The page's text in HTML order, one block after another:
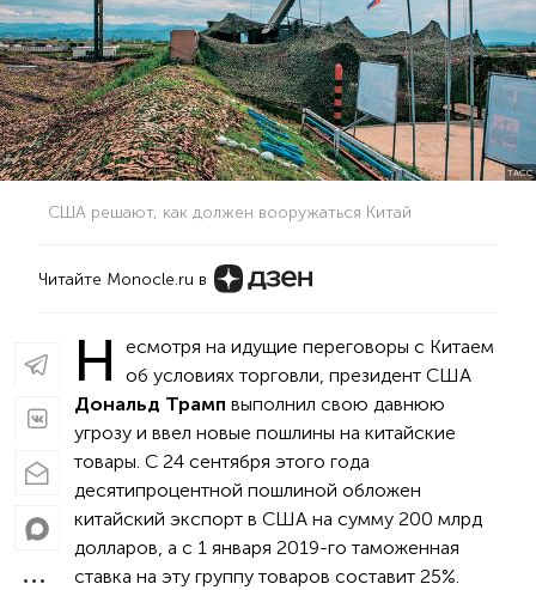
ТАСС
США решают, как должен вооружаться Китай
Читайте Monocle.ru в
Н
есмотря на идущие переговоры с Китаем
об условиях торговли, президент США
Дональд Трамп выполнил свою давнюю
угрозу и ввел новые пошлины на китайские
товары. С 24 сентября этого года
десятипроцентной пошлиной обложен
китайский экспорт в США на сумму 200 млрд
долларов, а с 1 января 2019-го таможенная
ставка на эту группу товаров составит 25%.